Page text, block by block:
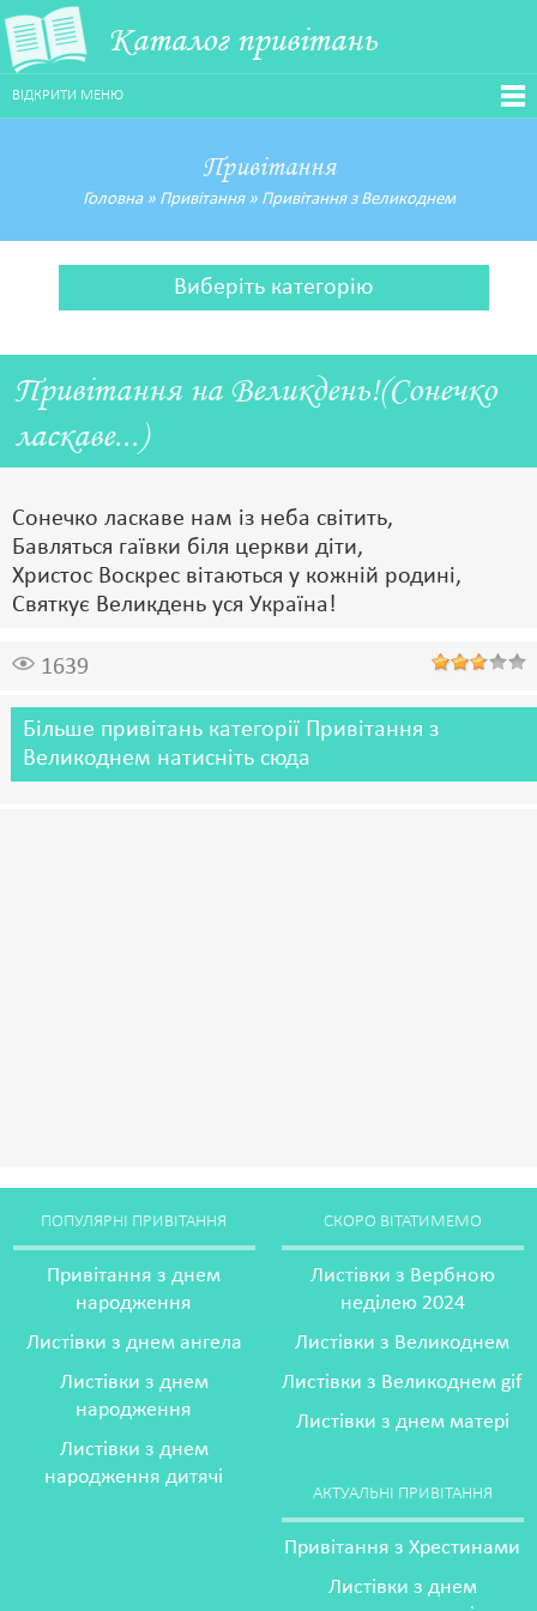
Каталог привітань
ВІДКРИТИ МЕНЮ
Привітання
Головна» Привітання» Привітання з Великоднем
Виберіть категорію
Привітання на Великдень!(Сонечко
ласкаве...)
Сонечко ласкаве нам із неба світить,
Бавляться гаївки біля церкви діти,
Христос Воскрес вітаються у кожній родині,
Святкує Великдень уся Україна!
1639
Більше привітань категорії Привітання з
Великоднем натисніть сюда
ПОПУЛЯРНІ ПРИВІТАННЯ
Привітання з днем
народження
Листівки з днем ангела
Листівки з днем
народження
Листівки з днем
народження дитячі
СКОРО ВІТАТИМЕМО
Листівки з Вербною
неділею 2024
Листівки з Великоднем
Листівки з Великоднем gif
Листівки з днем матері
АКТУАЛЬНІ ПРИВІТАННЯ
Привітання з Хрестинами
Листівки з днем